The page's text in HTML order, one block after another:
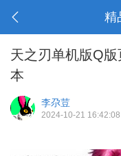
精
天之刃单机版Q
本
李尕荳
2024-10-21 16:42:08